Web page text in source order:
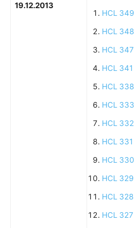
19.12.2013
HCL 349
HCL 348
HCL 347
HCL 341
HCL 338
HCL 333
HCL 332
HCL 331
HCL 330
HCL 329
HCL 328
HCL 327